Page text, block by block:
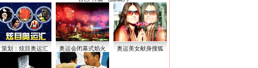
策划：炫目奥运汇 奥运会闭幕式焰火 奥运美女献身搜狐